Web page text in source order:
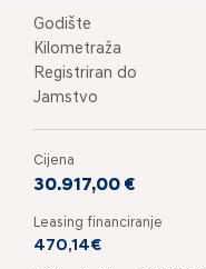
Godište
Kilometraža
Registriran do
Jamstvo
Cijena
30.917,00 €
Leasing financiranje
470,14€